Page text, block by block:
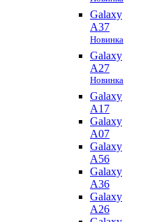
Galaxy
A37
Новинка
Galaxy
A27
Новинка
Galaxy
A17
Galaxy
A07
Galaxy
A56
Galaxy
A36
Galaxy
A26